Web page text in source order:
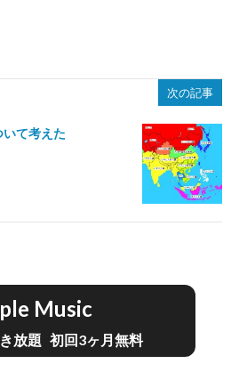
次の記事
て考えた
Music
放題 初回3ヶ月無料